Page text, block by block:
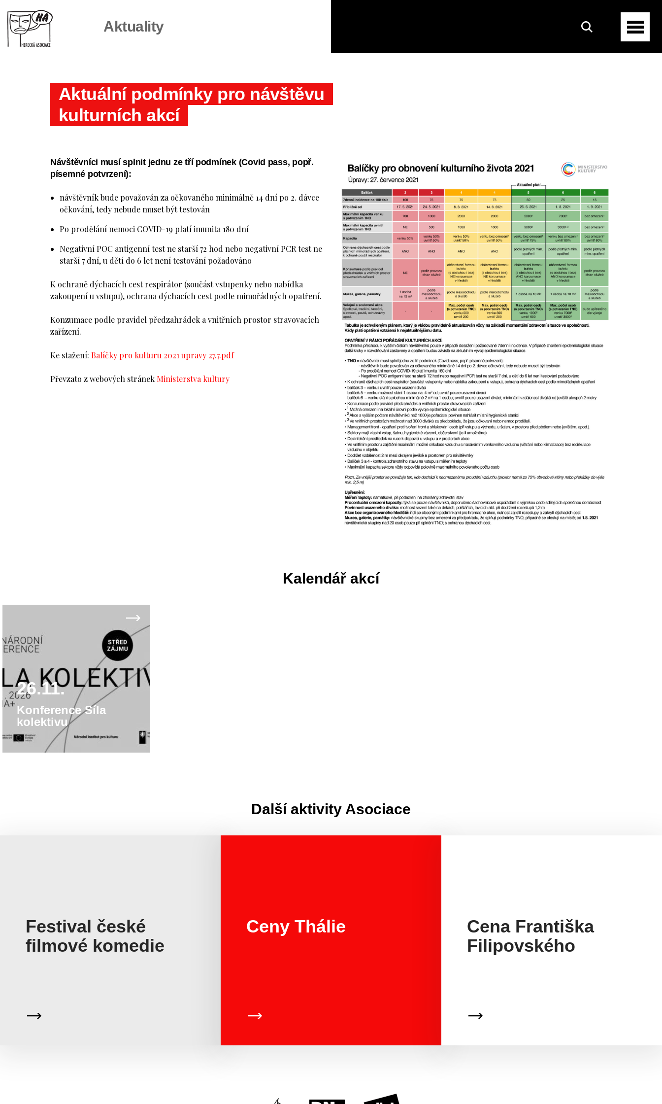
Aktuality
Aktuální podmínky pro návštěvu
kulturních akcí
Návštěvníci musí splnit jednu ze tří podmínek (Covid pass, popř.
písemné potvrzení):
návštěvník bude považován za očkovaného minimálně 14 dní po 2. dávce
očkování, tedy nebude muset být testován
Po prodělání nemoci COVID-19 platí imunita 180 dní
Negativní POC antigenní test ne starší 72 hod nebo negativní PCR test ne
starší 7 dní, u dětí do 6 let není testování požadováno
K ochraně dýchacích cest respirátor (součást vstupenky nebo nabídka
zakoupení u vstupu), ochrana dýchacích cest podle mimořádných opatření.
Konzumace podle pravidel předzahrádek a vnitřních prostor stravovacích
zařízení.
Ke stažení: Balíčky pro kulturu 2021 upravy 27.7.pdf
Převzato z webových stránek Ministerstva kultury
Kalendář akcí
26.11.
Konference Síla
kolektivu
Další aktivity Asociace
Festival české
filmové komedie
Ceny Thálie
Cena Františka
Filipovského